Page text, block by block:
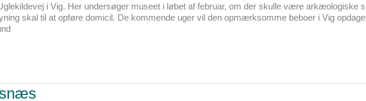
i Vig. Her undersøger museet i løbet af februar, om der skulle være arkæologiske
skal til at opføre domicil. De kommende uger vil den opmærksomme beboer i Vig